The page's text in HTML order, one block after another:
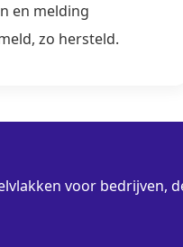
en melding
zo hersteld.
voor bedrijven,